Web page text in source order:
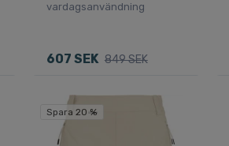
vardagsanvändning
607 SEK 849 SEK
Spara 20 %